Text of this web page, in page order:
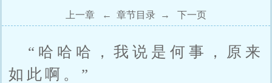
上一章 ← 章节目录 → 下一页
“哈哈哈，我说是何事，原来
如此啊。”